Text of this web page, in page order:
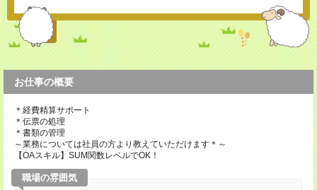
お仕事の概要
＊経費精算サポート
＊伝票の処理
＊書類の管理
～業務については社員の方より教えていただけます＊～
【OAスキル】SUM関数レベルでOK！
職場の雰囲気